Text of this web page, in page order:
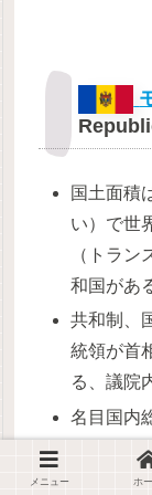
国土面積
い）で世
（トラ
和国があ
共和制、
統領が首
る、議院
名目国内
平価（
メニュー ホ